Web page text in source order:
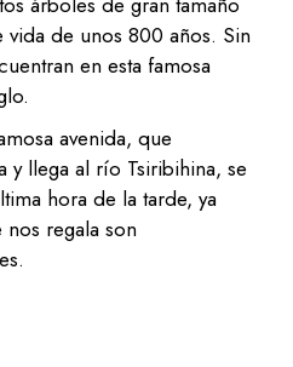
vida de unos 800 años. Sin
en esta famosa
avenida, que
y llega al río Tsiribihina, se
hora de la tarde, ya
regala son